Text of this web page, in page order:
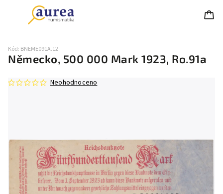
Německo, 500 000 Mark 1923, Ro.91a
Kód: BNEME091A.12
Neohodnoceno